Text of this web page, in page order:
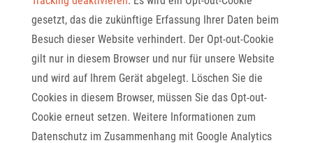
gesetzt, das die zukünftige Erfassung Ihrer Daten beim
Besuch dieser Website verhindert. Der Opt-out-Cookie
gilt nur in diesem Browser und nur für unsere Website
und wird auf Ihrem Gerät abgelegt. Löschen Sie die
Cookies in diesem Browser, müssen Sie das Opt-out-
Cookie erneut setzen. Weitere Informationen zum
Datenschutz im Zusammenhang mit Google Analytics